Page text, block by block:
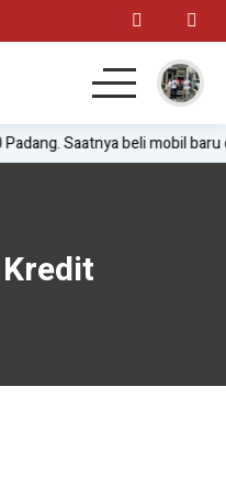
beli mobil baru dengan